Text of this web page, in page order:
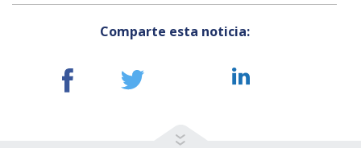
Comparte esta noticia: